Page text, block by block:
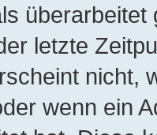
letzte
nicht,
wenn ein